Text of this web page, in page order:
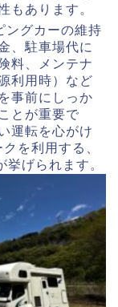
もあります。
ングカーの維持
、駐車場代に
料、メンテナ
利用時）など
事前にしっか
とが重要で
運転を心がけ
を利用する、
げられます。